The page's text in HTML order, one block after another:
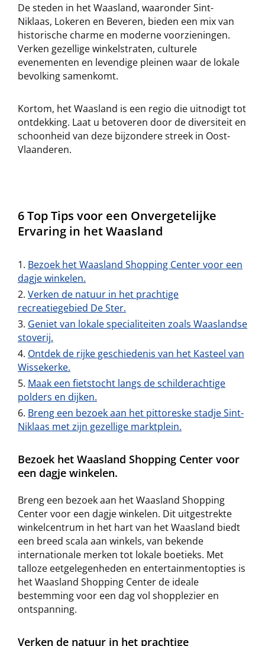
De steden in het Waasland, waaronder Sint-
Niklaas, Lokeren en Beveren, bieden een mix van
historische charme en moderne voorzieningen.
Verken gezellige winkelstraten, culturele
evenementen en levendige pleinen waar de lokale
bevolking samenkomt.
Kortom, het Waasland is een regio die uitnodigt tot
ontdekking. Laat u betoveren door de diversiteit en
schoonheid van deze bijzondere streek in Oost-
Vlaanderen.
6 Top Tips voor een Onvergetelijke
Ervaring in het Waasland
Bezoek het Waasland Shopping Center voor een
dagje winkelen.
Verken de natuur in het prachtige
recreatiegebied De Ster.
Geniet van lokale specialiteiten zoals Waaslandse
stoverij.
Ontdek de rijke geschiedenis van het Kasteel van
Wissekerke.
Maak een fietstocht langs de schilderachtige
polders en dijken.
Breng een bezoek aan het pittoreske stadje Sint-
Niklaas met zijn gezellige marktplein.
Bezoek het Waasland Shopping Center voor
een dagje winkelen.
Breng een bezoek aan het Waasland Shopping
Center voor een dagje winkelen. Dit uitgestrekte
winkelcentrum in het hart van het Waasland biedt
een breed scala aan winkels, van bekende
internationale merken tot lokale boetieks. Met
talloze eetgelegenheden en entertainmentopties is
het Waasland Shopping Center de ideale
bestemming voor een dag vol shopplezier en
ontspanning.
Verken de natuur in het prachtige